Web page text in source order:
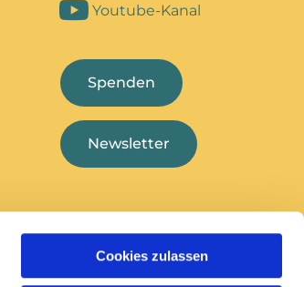
Cookies zulassen
Youtube-Kanal
Spenden
Newsletter